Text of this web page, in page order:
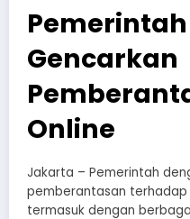
Gencarkan
Online
Jakarta – Pemerintah
pemberantasan terhadap
termasuk dengan